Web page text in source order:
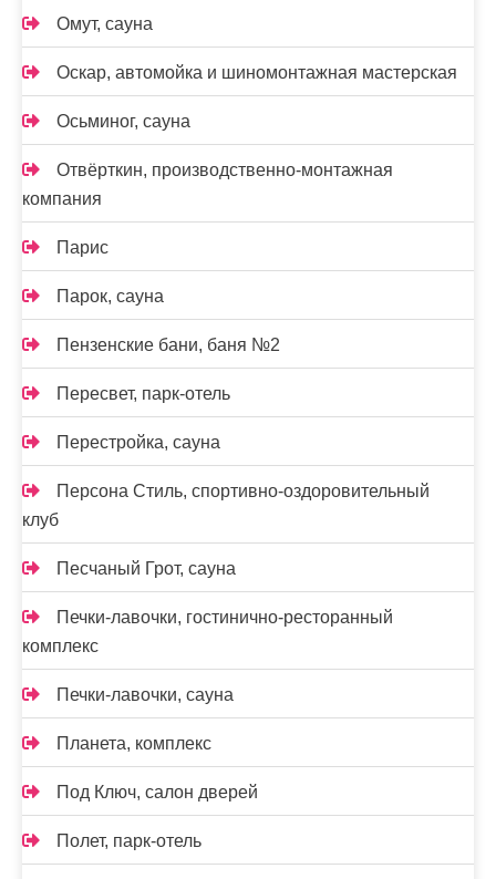
Омут, сауна
Оскар, автомойка и шиномонтажная мастерская
Осьминог, сауна
Отвёрткин, производственно-монтажная
компания
Парис
Парок, сауна
Пензенские бани, баня №2
Пересвет, парк-отель
Перестройка, сауна
Персона Стиль, спортивно-оздоровительный
клуб
Песчаный Грот, сауна
Печки-лавочки, гостинично-ресторанный
комплекс
Печки-лавочки, сауна
Планета, комплекс
Под Ключ, салон дверей
Полет, парк-отель